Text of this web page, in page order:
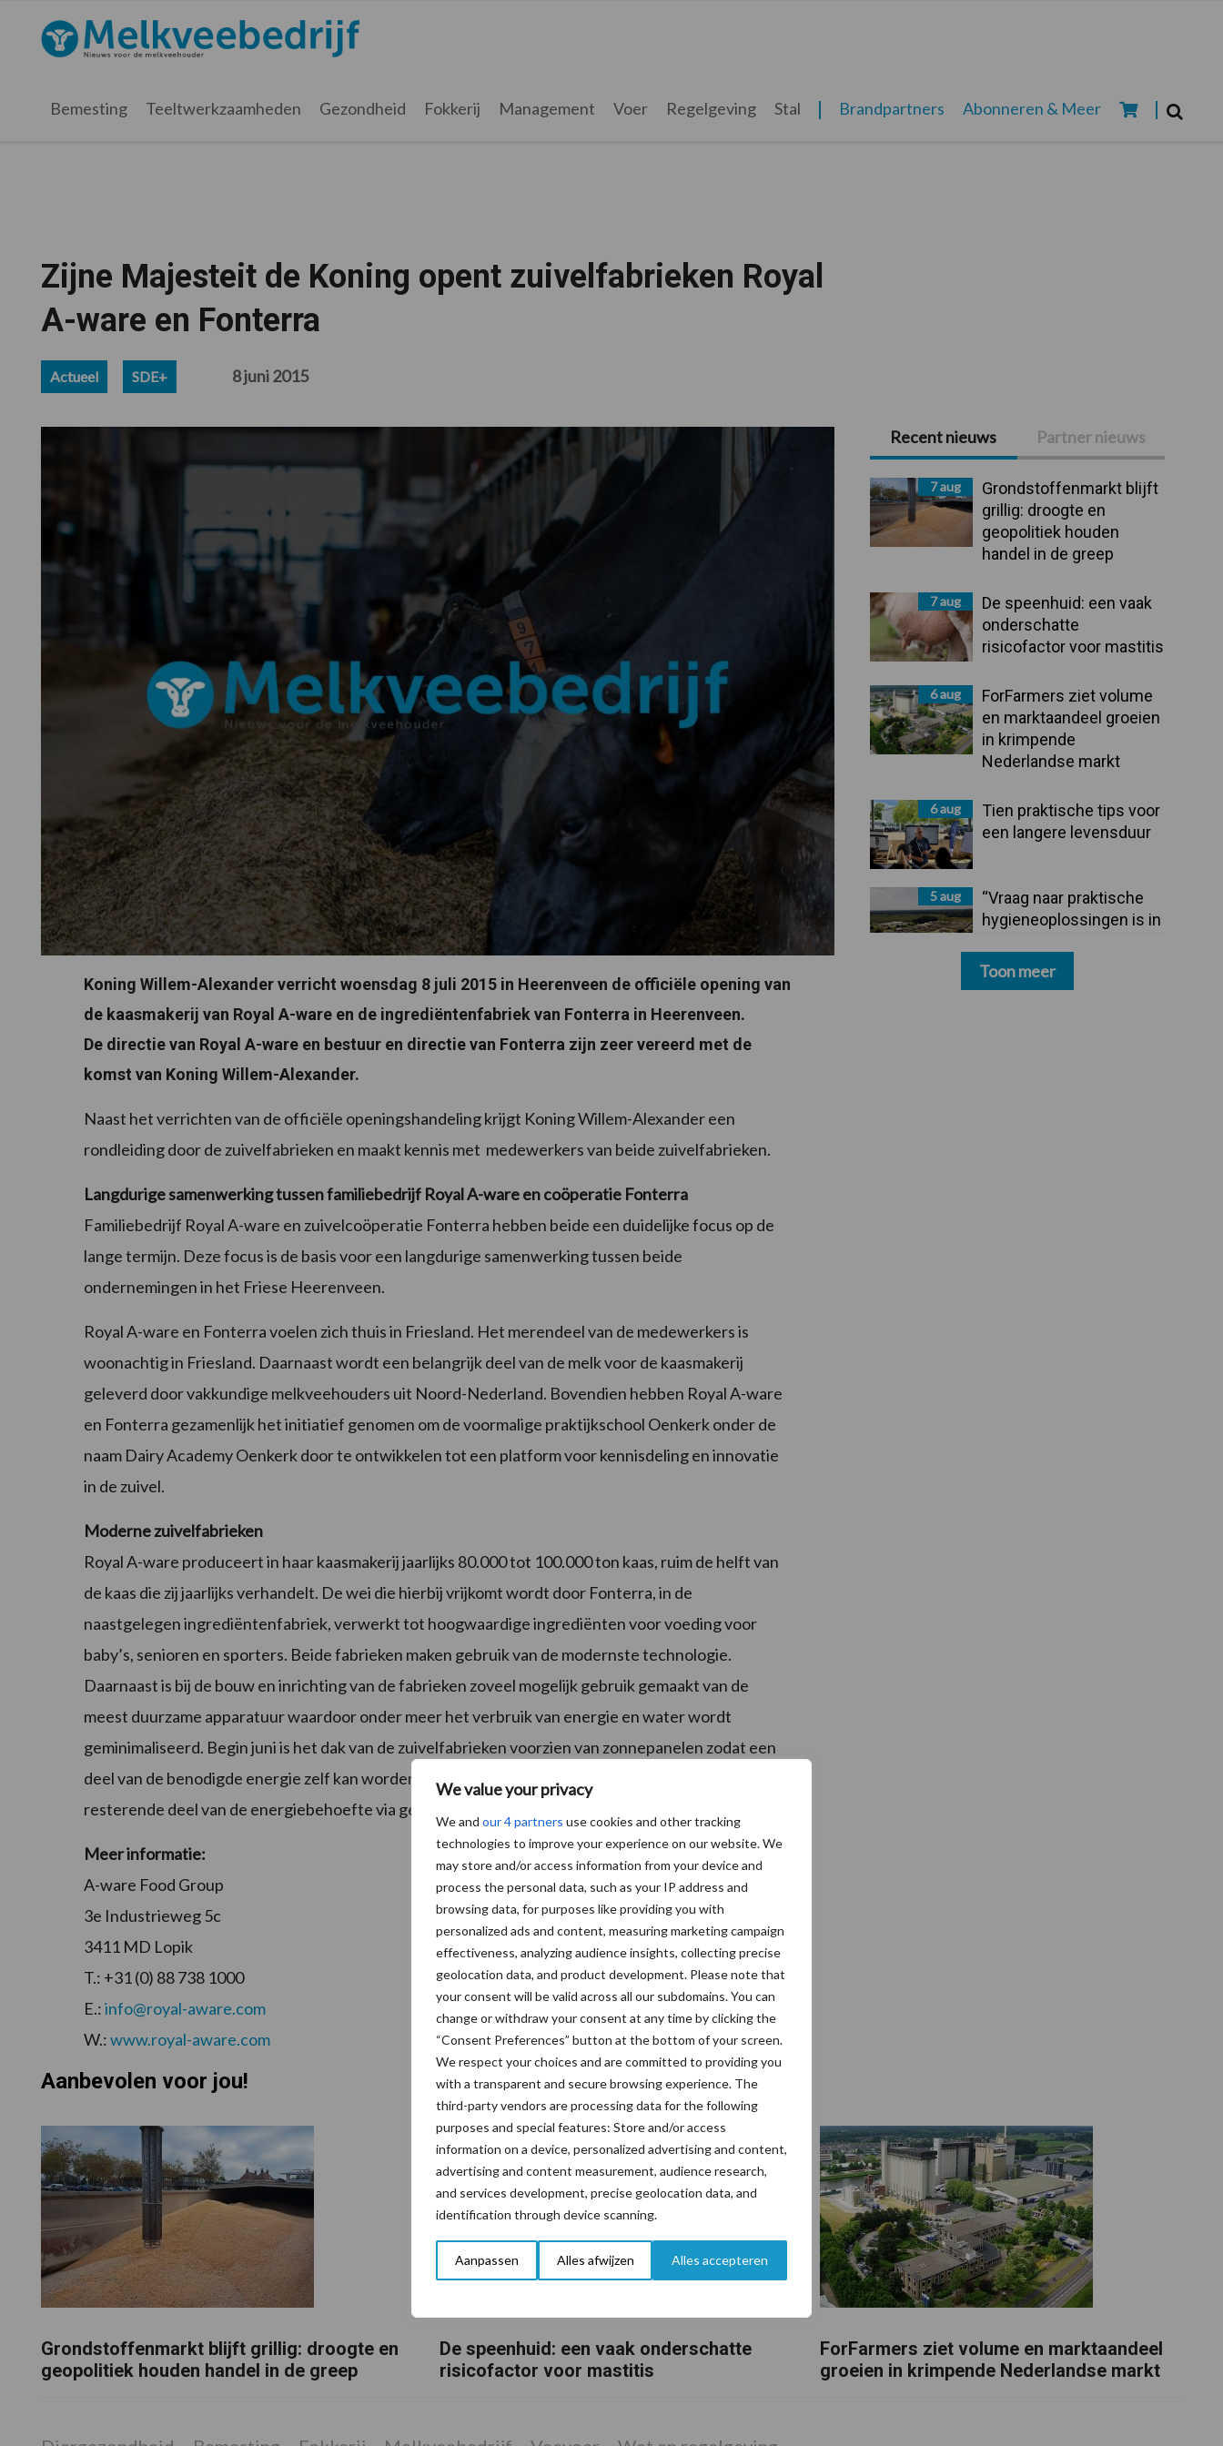
We value your privacy
We and our 4 partners use cookies and other tracking
technologies to improve your experience on our website. We
may store and/or access information from your device and
process the personal data, such as your IP address and
browsing data, for purposes like providing you with
personalized ads and content, measuring marketing campaign
effectiveness, analyzing audience insights, collecting precise
geolocation data, and product development. Please note that
your consent will be valid across all our subdomains. You can
change or withdraw your consent at any time by clicking the
“Consent Preferences” button at the bottom of your screen.
We respect your choices and are committed to providing you
with a transparent and secure browsing experience. The
third-party vendors are processing data for the following
purposes and special features: Store and/or access
information on a device, personalized advertising and content,
advertising and content measurement, audience research,
and services development, precise geolocation data, and
identification through device scanning.
Aanpassen Alles afwijzen Alles accepteren
hoofdnavigatie
hoofd
eerste
voettekst
Melkveebedrijf.nl
Bemesting Teeltwerkzaamheden Gezondheid Fokkerij Management Voer Regelgeving Stal Brandpartners Abonneren & Meer
Zijne Majesteit de Koning opent zuivelfabrieken Royal
A-ware en Fonterra
Actueel SDE+ 8 juni 2015
Koning Willem-Alexander verricht woensdag 8 juli 2015 in Heerenveen de officiële opening van
de kaasmakerij van Royal A-ware en de ingrediëntenfabriek van Fonterra in Heerenveen.
De directie van Royal A-ware en bestuur en directie van Fonterra zijn zeer vereerd met de
komst van Koning Willem-Alexander.
Naast het verrichten van de officiële openingshandeling krijgt Koning Willem-Alexander een
rondleiding door de zuivelfabrieken en maakt kennis met medewerkers van beide zuivelfabrieken.
Langdurige samenwerking tussen familiebedrijf Royal A-ware en coöperatie Fonterra
Familiebedrijf Royal A-ware en zuivelcoöperatie Fonterra hebben beide een duidelijke focus op de
lange termijn. Deze focus is de basis voor een langdurige samenwerking tussen beide
ondernemingen in het Friese Heerenveen.
Royal A-ware en Fonterra voelen zich thuis in Friesland. Het merendeel van de medewerkers is
woonachtig in Friesland. Daarnaast wordt een belangrijk deel van de melk voor de kaasmakerij
geleverd door vakkundige melkveehouders uit Noord-Nederland. Bovendien hebben Royal A-ware
en Fonterra gezamenlijk het initiatief genomen om de voormalige praktijkschool Oenkerk onder de
naam Dairy Academy Oenkerk door te ontwikkelen tot een platform voor kennisdeling en innovatie
in de zuivel.
Moderne zuivelfabrieken
Royal A-ware produceert in haar kaasmakerij jaarlijks 80.000 tot 100.000 ton kaas, ruim de helft van
de kaas die zij jaarlijks verhandelt. De wei die hierbij vrijkomt wordt door Fonterra, in de
naastgelegen ingrediëntenfabriek, verwerkt tot hoogwaardige ingrediënten voor voeding voor
baby’s, senioren en sporters. Beide fabrieken maken gebruik van de modernste technologie.
Daarnaast is bij de bouw en inrichting van de fabrieken zoveel mogelijk gebruik gemaakt van de
meest duurzame apparatuur waardoor onder meer het verbruik van energie en water wordt
geminimaliseerd. Begin juni is het dak van de zuivelfabrieken voorzien van zonnepanelen zodat een
deel van de benodigde energie zelf kan worden opgewekt. Momenteel wordt onderzocht of het
resterende deel van de energiebehoefte via geothermie (‘aardwarmte’) kan worden ingevuld.
Meer informatie:
A-ware Food Group
3e Industrieweg 5c
3411 MD Lopik
T.: +31 (0) 88 738 1000
E.:info@royal-aware.com
W.:www.royal-aware.com
Primaire
Sidebar
Recent nieuws Partner nieuws
7 aug
Grondstoffenmarkt blijft
grillig: droogte en
geopolitiek houden
handel in de greep
7 aug
De speenhuid: een vaak
onderschatte
risicofactor voor mastitis
6 aug
ForFarmers ziet volume
en marktaandeel groeien
in krimpende
Nederlandse markt
6 aug
Tien praktische tips voor
een langere levensduur
5 aug
“Vraag naar praktische
hygieneoplossingen is in
Toon meer
Aanbevolen voor jou!
Grondstoffenmarkt blijft grillig: droogte en
geopolitiek houden handel in de greep
De speenhuid: een vaak onderschatte
risicofactor voor mastitis
ForFarmers ziet volume en marktaandeel
groeien in krimpende Nederlandse markt